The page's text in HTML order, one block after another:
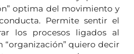
optima del movimiento y
Permite sentir el
los procesos ligados al
“organización” quiero decir